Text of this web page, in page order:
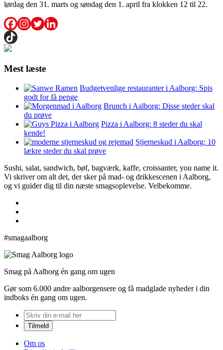
lørdag den 31. marts og søndag den 1. april fra klokken 12 til 22.
Mest læste
Budgetvenlige restauranter i Aalborg: Spis
godt for få penge
Brunch i Aalborg: Disse steder skal
du prøve
Pizza i Aalborg: 8 steder du skal
kende!
Stjerneskud i Aalborg: 10
lækre steder du skal prøve
Sushi, salat, sandwich, bøf, bagværk, kaffe, croissanter, you name it.
Vi skriver om alt det, der sker på mad- og drikkescenen i Aalborg,
og vi guider dig til din næste smagsoplevelse. Velbekomme.
#smagaalborg
Smag på Aalborg én gang om ugen
Gør som 6.000 andre aalborgensere og få madglade nyheder i din
indboks én gang om ugen.
Om os